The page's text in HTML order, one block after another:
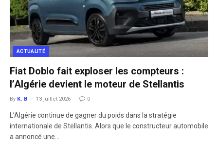
ACTUALITÉ
Fiat Doblo fait exploser les compteurs :
l’Algérie devient le moteur de Stellantis
By K. B 13 juillet 2026 0
L’Algérie continue de gagner du poids dans la stratégie
internationale de Stellantis. Alors que le constructeur automobile
a annoncé une…